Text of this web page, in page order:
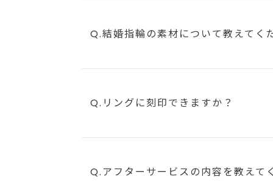
Q.結婚指輪の素材について教えてく
Q.リングに刻印できますか？
Q.アフターサービスの内容を教えて